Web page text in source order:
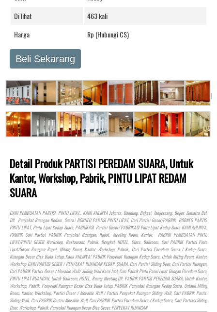
Di lihat
463 kali
Harga
Rp (Hubungi CS)
Beli Sekarang
Detail Produk PARTISI PEREDAM SUARA, Untuk
Kantor, Workshop, Pabrik, PINTU LIPAT REDAM
SUARA
CARI PEMBUATAN PARTISI PINTU LIPAT.. KAMI AHLINYA Jakarta, Bandung, Bekasi, Tangeraang, Bogor, Sumatra Bali
Dll. Penyekat Ruangan Redam Suara.! BORNEO PARTISI PINTU LIPAT, Cari Partisi Geser/PABRIK BORNEO PARTISI
PINTU LIPAT, Pintu Lipat Kedap Suara, PABRIKASI Partisi Geser/ PABRIKASI Pintu Lipat Kedap Suara KAMI AHLINYA,
PABRIK Cari Partisi PABRIK Penyekat Ruangan, Rapat, Meeting Room, Kantor, PABRIK PEMBUATAN PINTU
LIPAT/PINTU GESER Workshop, Restaurant, Pabrik, Bengkel, HOTEL, Class, Ballroom, Cari PABRIK Partisi Pintu
Lipat/Geser Ruangan Rapat, Miting Room, Kantor, Workshop, Pabrik,, Cari Partisi Peredam Suara / Kedap Suara,
Ruangan Besar Bisa Buka Tutup, Kami AHLINYA! PABRIK Penyekat Ruangan Kedap Suara, Untuk Miting Room, Kantor,
Workshop CARI PARTISI GESER / PENYEKAT RUANGAN KEDAP SUARA. Cari Partisi Sliding Door, Cari Partisi Ruangan,
Cari PABRIK Partisi Geser / Movable Wall/ Sliding Wall Kami Jual, Cari Pabrik Pintu Panel Lipat Dengan Peredam Suara,
PINTU LIPAT RUANGAN, Untuk Ballroom,HOTEL, Ruang Meeting Dll. PABRIK PARTISI PEREDAM SUARA, Untuk Kantor,
Workshop, Pabrik, Penyekat Ruangan Besar Bisa Buka Tutup, PABRIK Penyekat Ruangan Kedap Suara, Untauk Miting
Room, Kantor, Workshop, Partisi Geser / Movable Wall / Partisi Penyekat Ruangan Sliding Wall, Cari PABRIK Partisi
Sliding Wall, Cari PABRIK Partisi Movable Wall, Cari PABRIK Partisi Peredam Suara / Kedap Suara, Cari Partiasi Sliding
Door, Workshop, Pabrik, Penyekat Ruangan Besar Bisa Geser, PENYEKAT RUANGAN